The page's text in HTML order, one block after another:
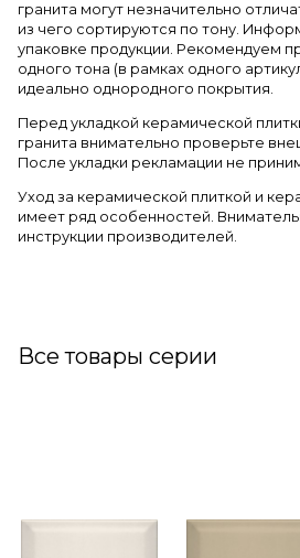
гранита могут незначительно
из чего сортируются по тону.
упаковке продукции. Рекомендуем
одного тона (в рамках одного
идеально однородного покрытия.
Перед укладкой керамической
гранита внимательно проверьте
После укладки рекламации не
Уход за керамической плиткой и
имеет ряд особенностей.
инструкции производителей.
Все товары серии